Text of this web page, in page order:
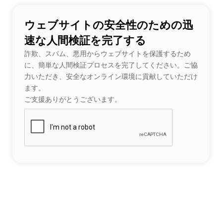
ウェブサイトの安全性のための迅
速な人間検証を完了する
詐欺、スパム、悪用からウェブサイトを保護するため
に、簡単な人間検証プロセスを完了してください。ご協
力いただき、安全なオンライン環境に貢献していただけ
ます。
ご支援ありがとうございます。